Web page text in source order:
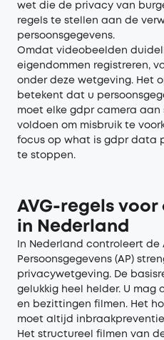
wet die de privacy van
regels te stellen aan de
persoonsgegevens.
Omdat videobeelden
eigendommen registreren,
onder deze wetgeving. Het
betekent dat u
moet elke gdpr camera aan
voldoen om misbruik te
focus op what is gdpr data
te stoppen.
AVG-regels
in Nederland
In Nederland controleert
Persoonsgegevens (AP)
privacywetgeving. De
gelukkig heel helder. U mag
en bezittingen filmen. Het
moet altijd
Het structureel filmen van